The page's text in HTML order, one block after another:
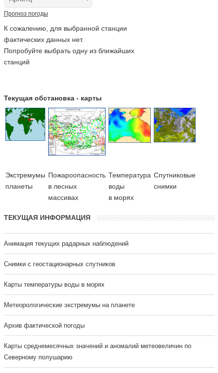
Прогноз погоды
К сожалению, для выбранной станции
фактических данных нет.
Попробуйте выбрать одну из ближайших
станций
Текущая обстановка - карты
Экстремумы
планеты
Пожароопасность
в лесных
массивах
Температура
воды
в морях
Cпутниковые
снимки
ТЕКУЩАЯ ИНФОРМАЦИЯ
Анимация текущих радарных наблюдений
Cнимки с геостационарных спутников
Карты температуры воды в морях
Метеорологические экстремумы на планете
Архив фактической погоды
Карты среднемесячных значений и аномалий метеовеличин по
Северному полушарию